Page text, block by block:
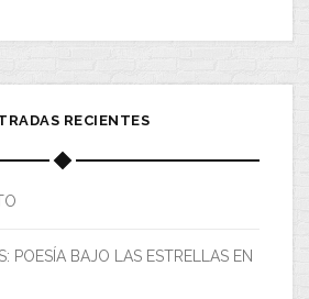
RECIENTES
POESÍA BAJO LAS ESTRELLAS EN